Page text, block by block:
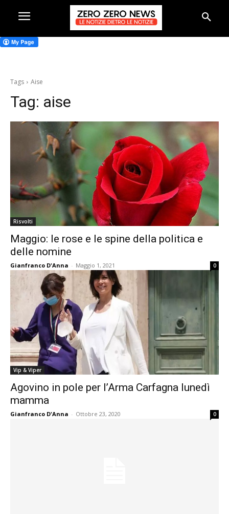
Tags Aise
Tag: aise
Risvolti
Maggio: le rose e le spine della politica e
delle nomine
Gianfranco D'Anna - Maggio 1, 2021 0
Vip & Viper
Agovino in pole per l’Arma Carfagna lunedì
mamma
Gianfranco D'Anna - Ottobre 23, 2020 0